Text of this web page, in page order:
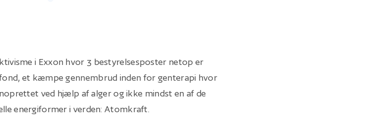
i Exxon hvor 3 bestyrelsesposter netop er
et kæmpe gennembrud inden for genterapi hvor
ved hjælp af alger og ikke mindst en af de
energiformer i verden: Atomkraft.